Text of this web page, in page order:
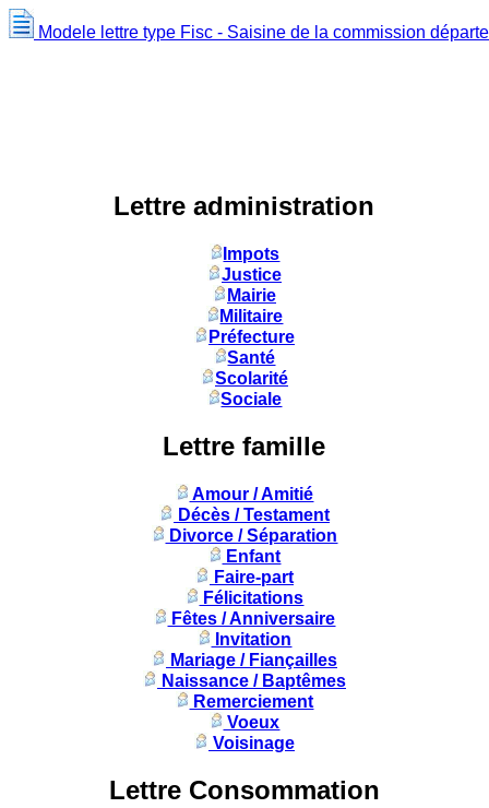
Modele lettre type Fisc - Saisine de la commission
Lettre administration
Impots
Justice
Mairie
Militaire
Préfecture
Santé
Scolarité
Sociale
Lettre famille
Amour / Amitié
Décès / Testament
Divorce / Séparation
Enfant
Faire-part
Félicitations
Fêtes / Anniversaire
Invitation
Mariage / Fiançailles
Naissance / Baptêmes
Remerciement
Voeux
Voisinage
Lettre Consommation